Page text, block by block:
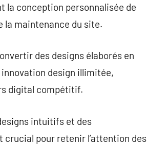
la conception personnalisée de
la maintenance du site.
des designs élaborés en
design illimitée,
digital compétitif.
intuitifs et des
crucial pour retenir l’attention des